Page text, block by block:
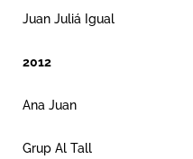
Juan Juliá Igual
2012
Ana Juan
Grup Al Tall